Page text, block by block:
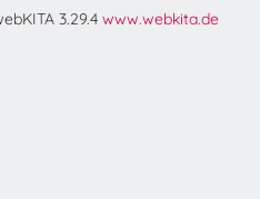
3.29.4 www.webkita.de